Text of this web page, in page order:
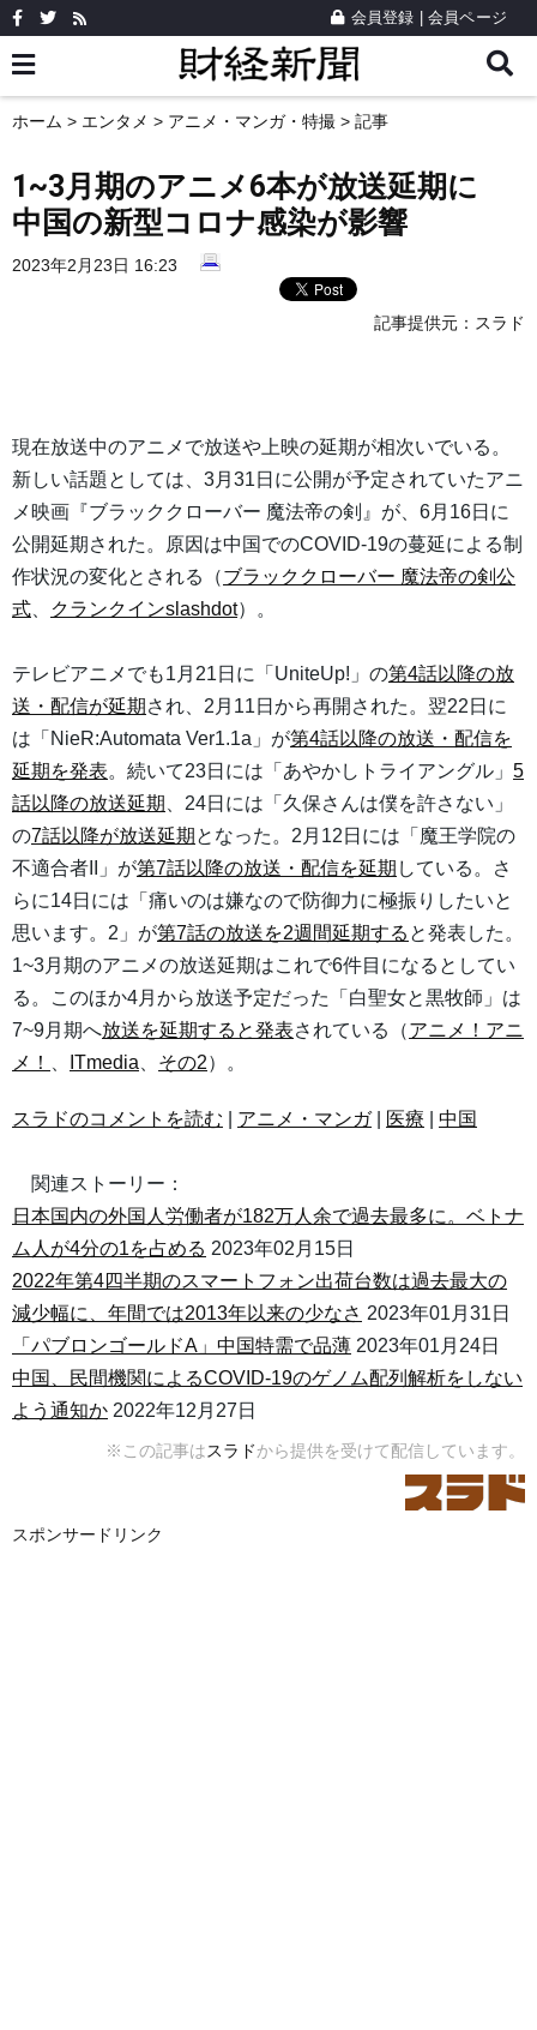
会員登録 会員ページ
ホーム > エンタメ > アニメ・マンガ・特撮 > 記事
1~3月期のアニメ6本が放送延期に
中国の新型コロナ感染が影響
2023年2月23日 16:23
記事提供元： スラド
現在放送中のアニメで放送や上映の延期が相次いでいる。
新しい話題としては、3月31日に公開が予定されていたアニ
メ映画『ブラッククローバー 魔法帝の剣』が、6月16日に
公開延期された。原因は中国でのCOVID-19の蔓延による制
作状況の変化とされる（ブラッククローバー 魔法帝の剣公
式
クランクインslashdot）。
テレビアニメでも1月21日に「UniteUp!」の第4話以降の放
送・配信が延期 され、2月11日から再開された。翌22日に
は「NieR:Automata Ver1.1a」が第4話以降の放送・配信を
延期を発表。続いて23日には「あやかしトライアングル」 5
話以降の放送延期
、24日には「久保さんは僕を許さない」
の7話以降が放送延期 となった。2月12日には「魔王学院の
不適合者II」が第7話以降の放送・配信を延期 している。さ
らに14日には「痛いのは嫌なので防御力に極振りしたいと
思います。2」が第7話の放送を2週間延期する と発表した。
1~3月期のアニメの放送延期はこれで6件目になるとしてい
る。このほか4月から放送予定だった「白聖女と黒牧師」は
7~9月期へ放送を延期すると発表されている（アニメ！アニ
メ！
ITmedia その2）。
スラドのコメントを読む アニメ・マンガ| 医療 中国
関連ストーリー：
日本国内の外国人労働者が182万人余で過去最多に。ベトナ
ム人が4分の1を占める 2023年02月15日
2022年第4四半期のスマートフォン出荷台数は過去最大の
減少幅に、年間では2013年以来の少なさ 2023年01月31日
「パブロンゴールドA」中国特需で品薄 2023年01月24日
中国、民間機関によるCOVID-19のゲノム配列解析をしない
よう通知か 2022年12月27日
※この記事はスラドから提供を受けて配信しています。
スポンサードリンク